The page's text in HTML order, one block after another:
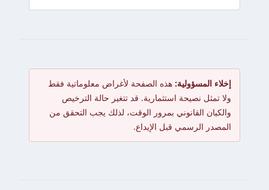
إخلاء المسؤولية: هذه الصفحة لأغراض معلوماتية فقط
ولا تمثل نصيحة استثمارية. قد تتغير حالة الترخيص
والكيان القانوني بمرور الوقت، لذلك يجب التحقق من
المصدر الرسمي قبل الإيداع.